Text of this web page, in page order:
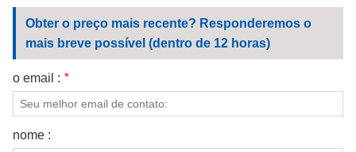
Obter o preço mais recente? Responderemos o
mais breve possível (dentro de 12 horas)
o email : *
nome :